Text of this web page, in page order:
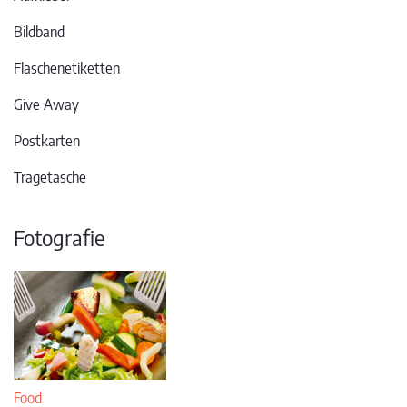
Bildband
Flaschenetiketten
Give Away
Postkarten
Tragetasche
Fotografie
Food